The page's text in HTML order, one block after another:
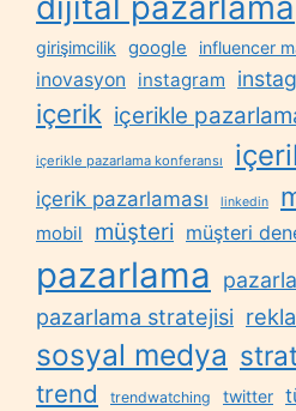
girişimcilik google influencer
inovasyon instagram
içerik içerikle
içerikle pazarlama konferansı
içerik pazarlaması linkedin
mobil müşteri müşteri
pazarlama
pazarlama stratejisi
sosyal medya
trend trendwatching twitter